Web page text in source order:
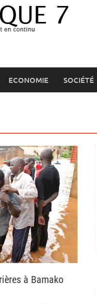
ECONOMIE SOCIÉTÉ
à Bamako